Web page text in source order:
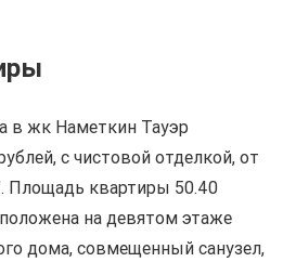
в жк Наметкин Тауэр
с чистовой отделкой, от
Площадь квартиры 50.40
на девятом этаже
дома, совмещенный санузел,